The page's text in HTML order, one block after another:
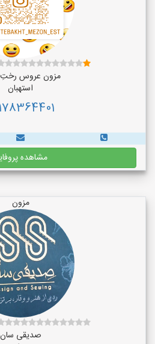
مزون عروس
استهبان
مشاهده
مزون
صدیقی سان